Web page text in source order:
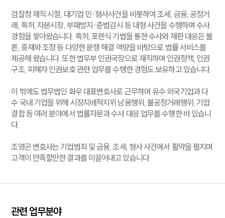
검찰청 재직 시절, 대기업 민·형사사건을 비롯하여 조세, 금융, 공정거
래, 특허, 자본시장, 부패방지·준법감시 등 대형 사건을 수행하며 수사
경험을 쌓아왔습니다. 특히, 포렌식 기법을 통한 수사와 재판 대응은 물
론, 중재와 조정 등 다양한 분쟁 해결 역량을 바탕으로 법률 서비스를
제공해 왔습니다. 또한 법무부 인권국장으로 재직하며 인권정책, 인권
구조, 피해자 인권보호 관련 업무를 수행한 경험도 보유하고 있습니다.
이 밖에도 법무법인 화우 대표변호사로 근무하며 유수 외국기업과 다
수 국내 기업을 위해 시장지배적지위 남용행위, 불공정거래행위, 기업
결합 등 여러 분야에서 법률자문과 수사 대응 업무를 수행한 바 있습니
다.
조영곤 변호사는 기업범죄 및 금융, 조세, 형사 사건에서 활약을 펼치며
고객이 만족할만한 결과를 이끌어내고 있습니다.
관련 업무분야